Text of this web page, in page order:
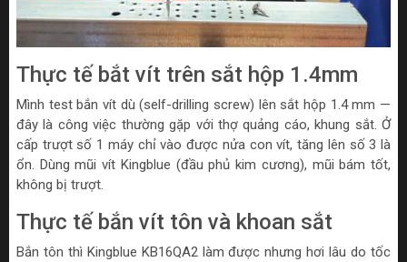
Thực tế bắt vít trên sắt hộp 1.4mm
Mình test bắn vít dù (self-drilling screw) lên sắt hộp 1.4 mm —
đây là công việc thường gặp với thợ quảng cáo, khung sắt. Ở
cấp trượt số 1 máy chỉ vào được nửa con vít, tăng lên số 3 là
ổn. Dùng mũi vít Kingblue (đầu phủ kim cương), mũi bám tốt,
không bị trượt.
Thực tế bắn vít tôn và khoan sắt
Bắn tôn thì Kingblue KB16QA2 làm được nhưng hơi lâu do tốc